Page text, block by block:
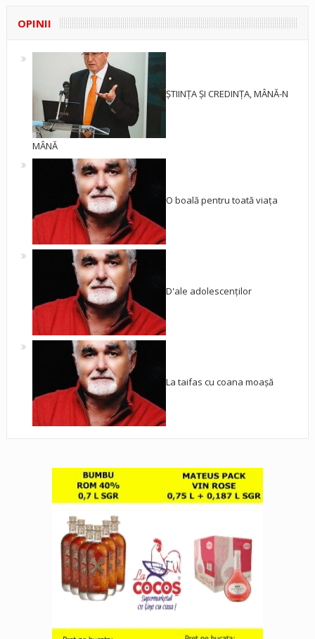
OPINII
ȘTIINȚA ȘI CREDINȚA, MÂNĂ-N
MÂNĂ
O boală pentru toată viața
D'ale adolescenților
La taifas cu coana moașă